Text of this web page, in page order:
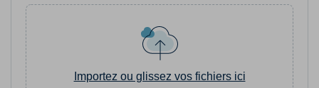
Importez ou glissez vos fichiers ici